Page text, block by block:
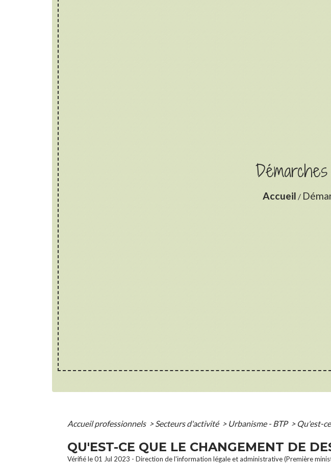
Accueil /
Accueil professionnels > Secteurs d'activité > Urbanisme - BTP > Qu'est-
QU'EST-CE QUE LE CHANGEMENT DE
Vérifié le 01 Jul 2023 - Direction de l'information légale et administrative (Première